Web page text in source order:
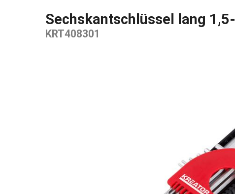
Sechskantschlüssel lang
KRT408301